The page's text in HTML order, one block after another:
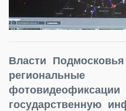
Власти
государственную